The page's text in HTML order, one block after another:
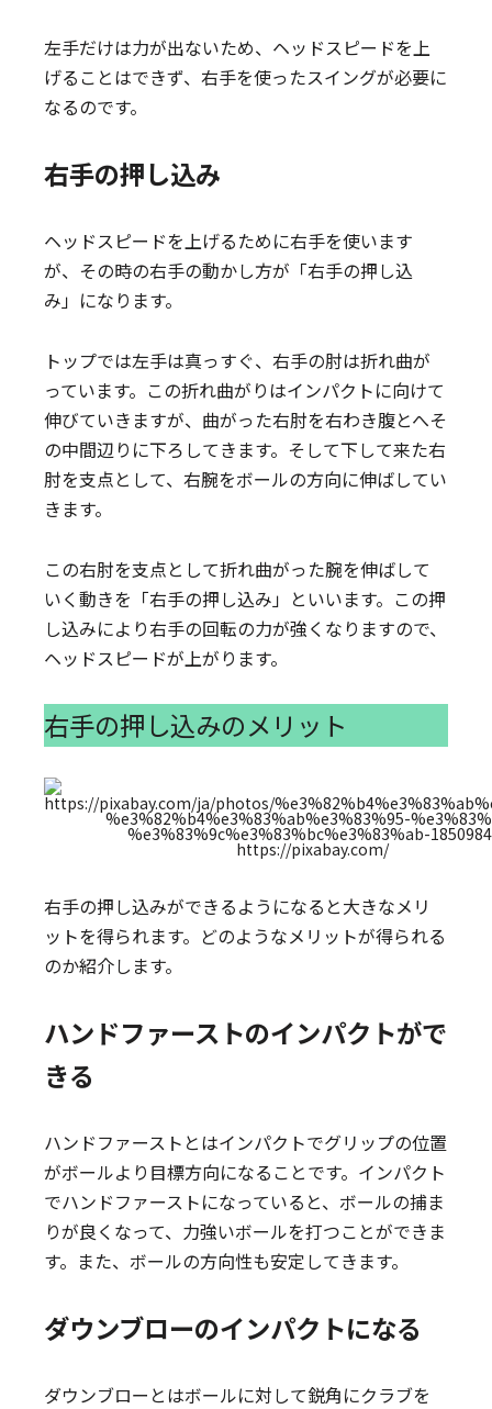
左手だけは力が出ないため、ヘッドスピードを上
げることはできず、右手を使ったスイングが必要に
なるのです。
右手の押し込み
ヘッドスピードを上げるために右手を使います
が、その時の右手の動かし方が「右手の押し込
み」になります。
トップでは左手は真っすぐ、右手の肘は折れ曲が
っています。この折れ曲がりはインパクトに向けて
伸びていきますが、曲がった右肘を右わき腹とへそ
の中間辺りに下ろしてきます。そして下して来た右
肘を支点として、右腕をボールの方向に伸ばしてい
きます。
この右肘を支点として折れ曲がった腕を伸ばして
いく動きを「右手の押し込み」といいます。この押
し込みにより右手の回転の力が強くなりますので、
ヘッドスピードが上がります。
右手の押し込みのメリット
https://pixabay.com/
右手の押し込みができるようになると大きなメリ
ットを得られます。どのようなメリットが得られる
のか紹介します。
ハンドファーストのインパクトがで
きる
ハンドファーストとはインパクトでグリップの位置
がボールより目標方向になることです。インパクト
でハンドファーストになっていると、ボールの捕ま
りが良くなって、力強いボールを打つことができま
す。また、ボールの方向性も安定してきます。
ダウンブローのインパクトになる
ダウンブローとはボールに対して鋭角にクラブを